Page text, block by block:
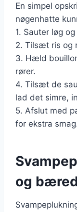
En simpel
nøgenhatte
1. Sauter løg
2. Tilsæt ris og
3. Hæld
rører.
4. Tilsæt de
lad det simre,
5. Afslut med
for ekstra
og